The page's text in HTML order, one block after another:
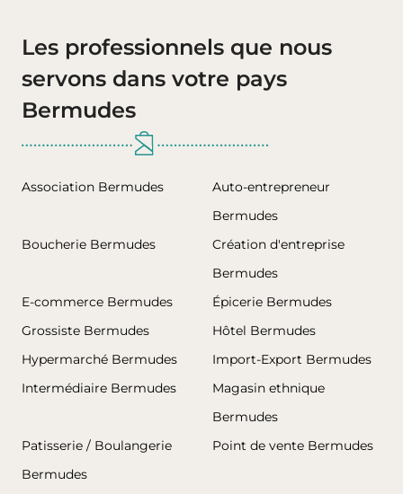
Les professionnels que nous
servons dans votre pays
Bermudes
Association Bermudes
Auto-entrepreneur
Bermudes
Boucherie Bermudes
Création d'entreprise
Bermudes
E-commerce Bermudes
Épicerie Bermudes
Grossiste Bermudes
Hôtel Bermudes
Hypermarché Bermudes
Import-Export Bermudes
Intermédiaire Bermudes
Magasin ethnique
Bermudes
Patisserie / Boulangerie
Bermudes
Point de vente Bermudes